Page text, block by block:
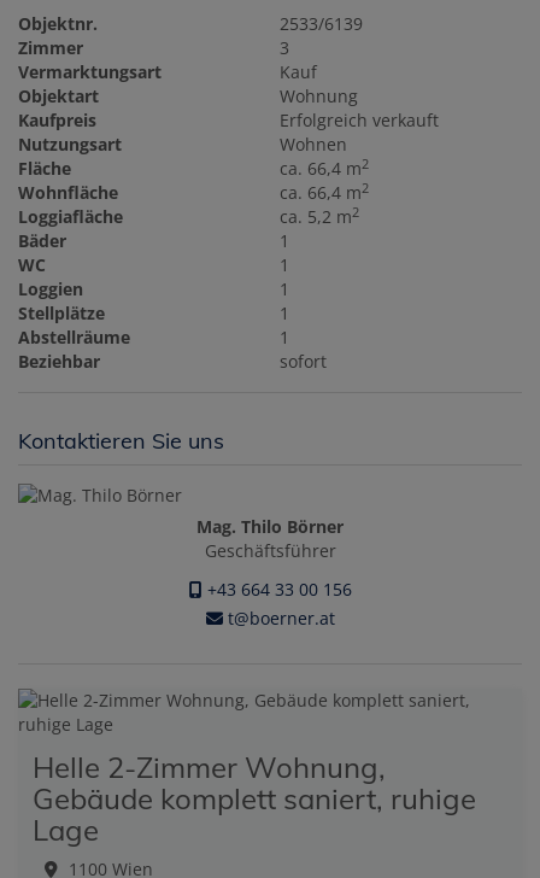
Objektnr.
2533/6139
Zimmer
3
Vermarktungsart
Kauf
Objektart
Wohnung
Kaufpreis
Erfolgreich verkauft
Nutzungsart
Wohnen
Fläche
ca. 66,4 m2
Wohnfläche ca. 66,4 m2
Loggiafläche ca. 5,2 m2
Bäder
1
WC
1
Loggien
1
Stellplätze
1
Abstellräume
1
Beziehbar
sofort
Kontaktieren Sie uns
Mag. Thilo Börner
Geschäftsführer
+43 664 33 00 156
t@boerner.at
Helle 2-Zimmer Wohnung,
Gebäude komplett saniert, ruhige
Lage
1100 Wien